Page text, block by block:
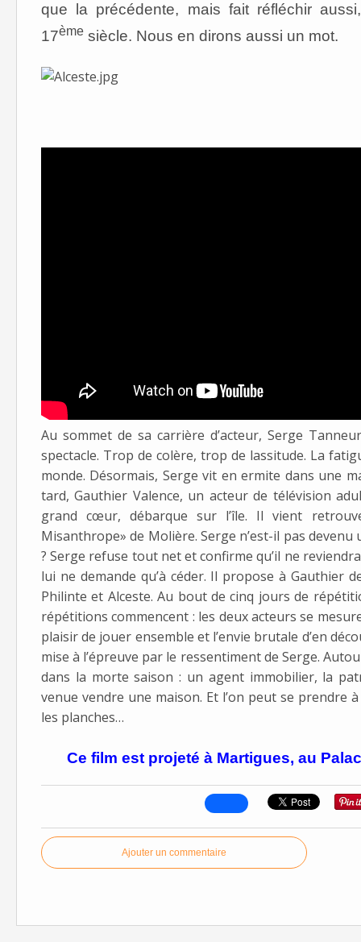
que la précédente, mais fait réfléchir
17ème siècle. Nous en dirons aussi un mot.
Au sommet de sa carrière d’acteur, Serge
spectacle. Trop de colère, trop de lassitude. La
monde. Désormais, Serge vit en ermite dans une
tard, Gauthier Valence, un acteur de télévision
grand cœur, débarque sur l’île. Il vient
Misanthrope» de Molière. Serge n’est-il pas
? Serge refuse tout net et confirme qu’il ne
lui ne demande qu’à céder. Il propose à Gauthier
Philinte et Alceste. Au bout de cinq jours de
répétitions commencent : les deux acteurs se
plaisir de jouer ensemble et l’envie brutale d’en
mise à l’épreuve par le ressentiment de Serge.
dans la morte saison : un agent immobilier, la
venue vendre une maison. Et l’on peut se
les planches…
Ce film est projeté à Martigues, au
Ajouter un commentaire